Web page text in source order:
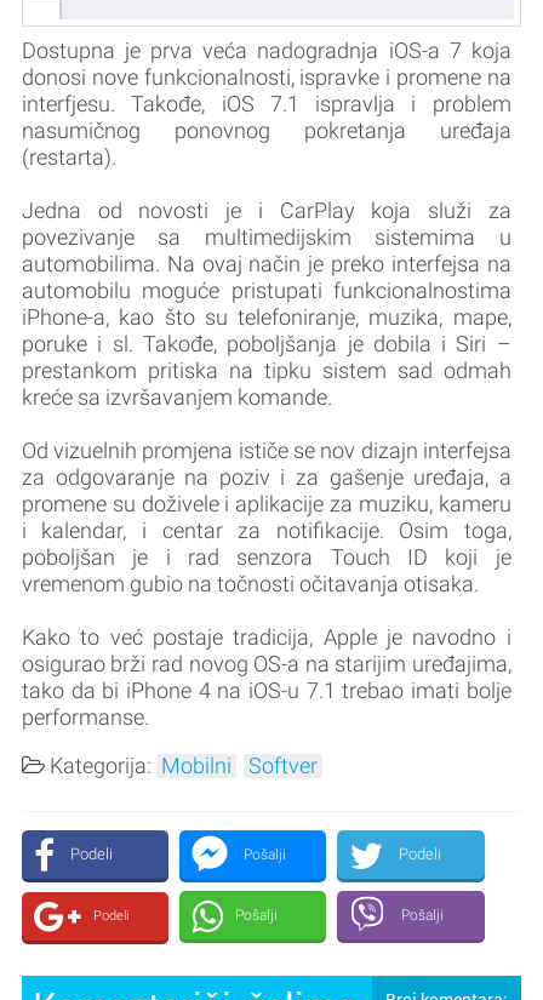
Dostupna je prva veća nadogradnja iOS-a 7 koja
donosi nove funkcionalnosti, ispravke i promene na
interfjesu. Takođe, iOS 7.1 ispravlja i problem
nasumičnog ponovnog pokretanja uređaja
(restarta).
Jedna od novosti je i CarPlay koja služi za
povezivanje sa multimedijskim sistemima u
automobilima. Na ovaj način je preko interfejsa na
automobilu moguće pristupati funkcionalnostima
iPhone-a, kao što su telefoniranje, muzika, mape,
poruke i sl. Takođe, poboljšanja je dobila i Siri –
prestankom pritiska na tipku sistem sad odmah
kreće sa izvršavanjem komande.
Od vizuelnih promjena ističe se nov dizajn interfejsa
za odgovaranje na poziv i za gašenje uređaja, a
promene su doživele i aplikacije za muziku, kameru
i kalendar, i centar za notifikacije. Osim toga,
poboljšan je i rad senzora Touch ID koji je
vremenom gubio na točnosti očitavanja otisaka.
Kako to već postaje tradicija, Apple je navodno i
osigurao brži rad novog OS-a na starijim uređajima,
tako da bi iPhone 4 na iOS-u 7.1 trebao imati bolje
performanse.
Kategorija: Mobilni Softver
Podeli Pošalji Podeli
Podeli Pošalji Pošalji